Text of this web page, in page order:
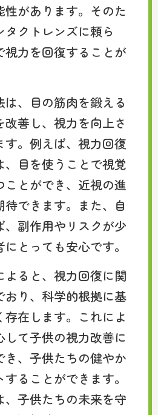
があります。そのた
クトレンズに頼ら
視力を回復することが
は、目の筋肉を鍛える
改善し、視力を向上さ
す。例えば、視力回復
、目を使うことで視覚
とができ、近視の進
できます。また、自
、副作用やリスクが少
とっても安心です。
よると、視力回復に関
おり、科学的根拠に基
在します。これによ
して子供の視力改善に
、子供たちの健やか
ることができます。
、子供たちの未来を守